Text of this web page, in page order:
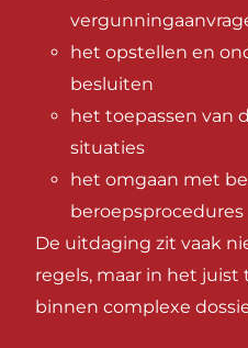
het opstellen en
besluiten
het toepassen van
situaties
het omgaan met
beroepsprocedures
De uitdaging zit vaak
regels, maar in het juist
binnen complexe